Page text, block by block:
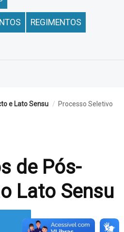
REGIMENTOS
e Lato Sensu / Processo Seletivo
de Pós-
Lato Sensu